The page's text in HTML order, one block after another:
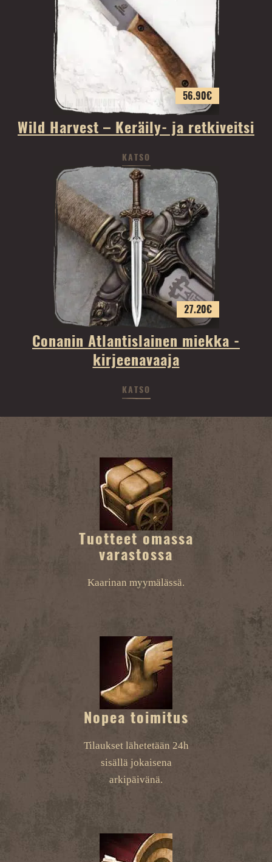
56.90€
Wild Harvest – Keräily- ja retkiveitsi
KATSO
27.20€
Conanin Atlantislainen miekka -
kirjeenavaaja
KATSO
Tuotteet omassa
varastossa
Kaarinan myymälässä.
Nopea toimitus
Tilaukset lähetetään 24h
sisällä jokaisena
arkipäivänä.